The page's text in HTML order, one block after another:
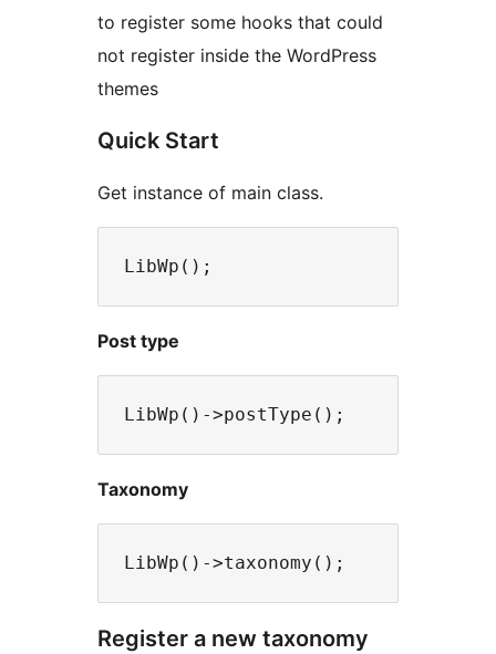
to register some hooks that could
not register inside the WordPress
themes
Quick Start
Get instance of main class.
Post type
Taxonomy
Register a new taxonomy